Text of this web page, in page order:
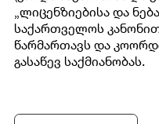
„ლიცენზიებისა და
საქართველოს
წარმართავს და
გასაწევ საქმიანობას.